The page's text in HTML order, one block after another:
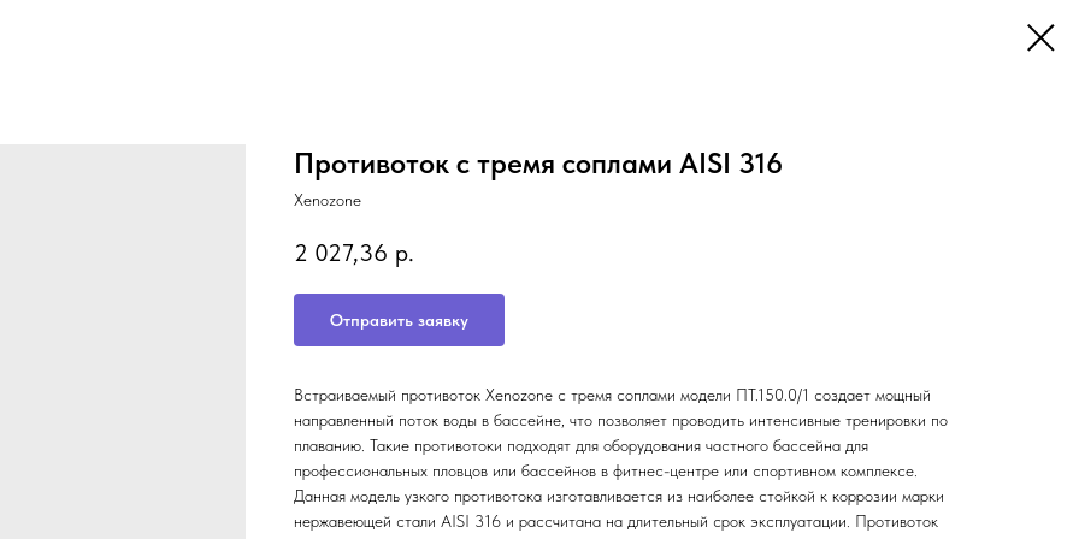
Противоток с тремя соплами AISI 316
Xenozone
2 027,36 р.
Отправить заявку
Встраиваемый противоток Xenozone с тремя соплами модели ПТ.150.0/1 создает мощный
направленный поток воды в бассейне, что позволяет проводить интенсивные тренировки по
плаванию. Такие противотоки подходят для оборудования частного бассейна для
профессиональных пловцов или бассейнов в фитнес-центре или спортивном комплексе.
Данная модель узкого противотока изготавливается из наиболее стойкой к коррозии марки
нержавеющей стали AISI 316 и рассчитана на длительный срок эксплуатации. Противоток